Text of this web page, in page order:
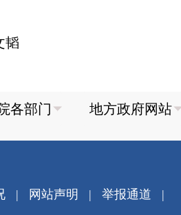
韬
| 网站声明 | 举报通道 |